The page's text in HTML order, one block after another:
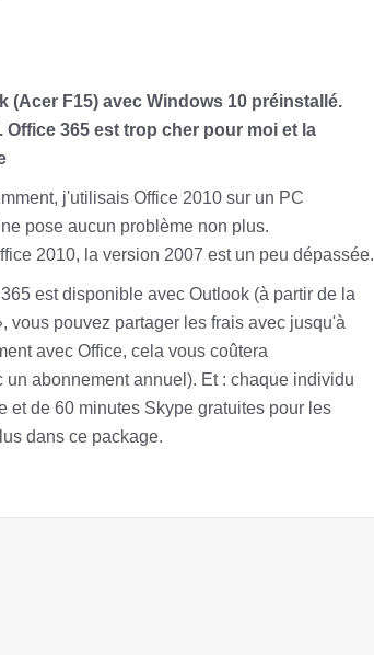
F15) avec Windows 10 préinstallé.
365 est trop cher pour moi et la
j'utilisais Office 2010 sur un PC
pose aucun problème non plus.
2010, la version 2007 est un peu dépassée.
est disponible avec Outlook (à partir de la
vous pouvez partager les frais avec jusqu'à
avec Office, cela vous coûtera
abonnement annuel). Et : chaque individu
et de 60 minutes Skype gratuites pour les
dans ce package.